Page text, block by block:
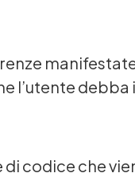
l’utente debba
codice che